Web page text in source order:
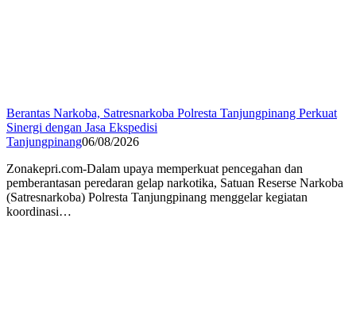
Berantas Narkoba, Satresnarkoba Polresta Tanjungpinang Perkuat
Sinergi dengan Jasa Ekspedisi
Tanjungpinang06/08/2026
Zonakepri.com-Dalam upaya memperkuat pencegahan dan
pemberantasan peredaran gelap narkotika, Satuan Reserse Narkoba
(Satresnarkoba) Polresta Tanjungpinang menggelar kegiatan
koordinasi…